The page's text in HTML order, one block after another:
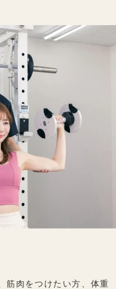
筋肉をつけたい方、体重